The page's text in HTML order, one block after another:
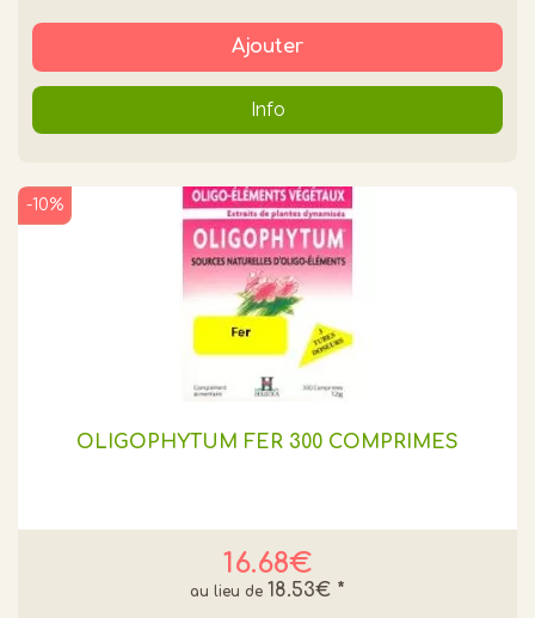
Ajouter
Info
OLIGOPHYTUM FER 300 COMPRIMES
16.68€
-10%
18.53€ *